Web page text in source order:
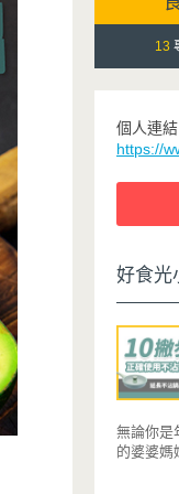
13
個人連結
https://
好食光
無論你是
的婆婆媽